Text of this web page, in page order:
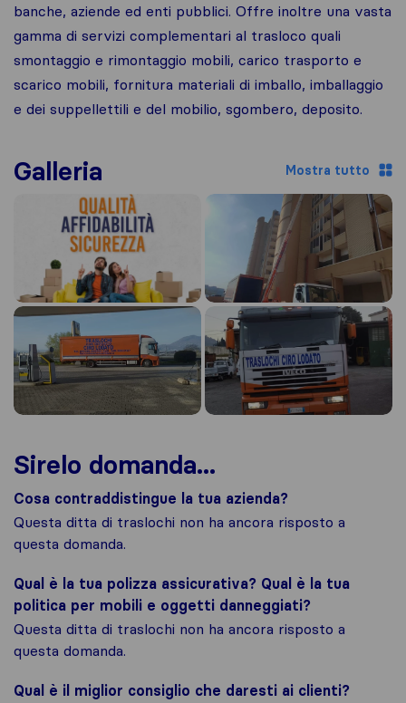
banche, aziende ed enti pubblici. Offre inoltre una vasta
gamma di servizi complementari al trasloco quali
smontaggio e rimontaggio mobili, carico trasporto e
scarico mobili, fornitura materiali di imballo, imballaggio
e dei suppellettili e del mobilio, sgombero, deposito.
Galleria Mostra tutto
Sirelo domanda...
Cosa contraddistingue la tua azienda?
Questa ditta di traslochi non ha ancora risposto a
questa domanda.
Qual è la tua polizza assicurativa? Qual è la tua
politica per mobili e oggetti danneggiati?
Questa ditta di traslochi non ha ancora risposto a
questa domanda.
Qual è il miglior consiglio che daresti ai clienti?